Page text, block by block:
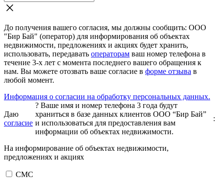
До получения вашего согласия, мы должны сообщить: ООО
"Бир Бай" (оператор) для информирования об объектах
недвижимости, предложениях и акциях будет хранить,
использовать, передавать операторам ваш номер телефона в
течение 3-х лет с момента последнего вашего обращения к
нам. Вы можете отозвать ваше согласие в форме отзыва в
любой момент.
Информация о согласии на обработку персональных данных.
Даю
согласие
? Ваше имя и номер телефона 3 года будут
храниться в базе данных клиентов ООО “Бир Бай”
и использоваться для предоставления вам
информации об объектах недвижимости.
:
На информирование об объектах недвижимости,
предложениях и акциях
СМС